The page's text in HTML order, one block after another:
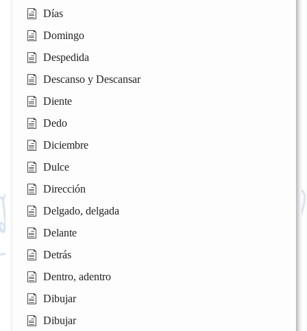
Días
Domingo
Despedida
Descanso y Descansar
Diente
Dedo
Diciembre
Dulce
Dirección
Delgado, delgada
Delante
Detrás
Dentro, adentro
Dibujar
Dibujar